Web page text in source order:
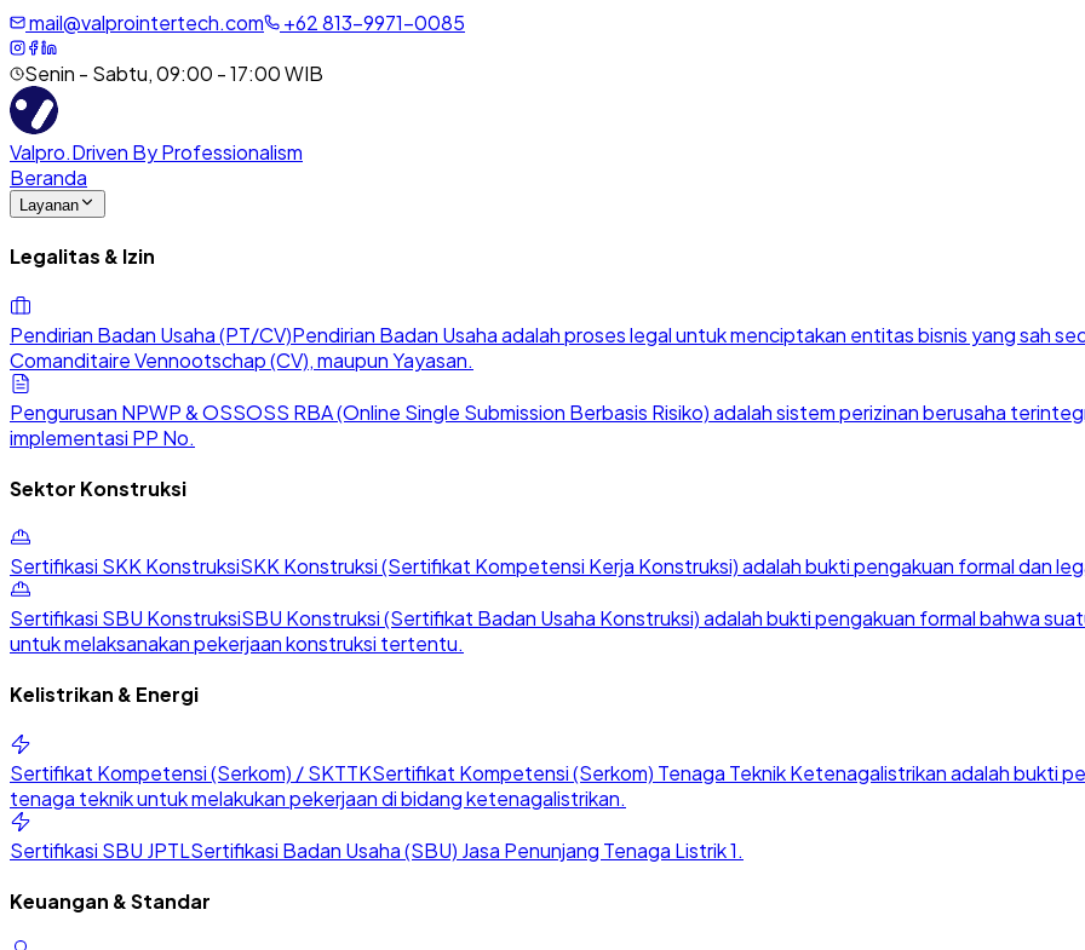
mail@valprointertech.com +62813-9971-0085
Senin - Sabtu, 09:00 - 17:00 WIB
Valpro.Driven By Professionalism
Beranda
Layanan
Legalitas & Izin
Pendirian Badan Usaha (PT/CV)Pendirian Badan Usaha adalah proses legal untuk menciptakan entitas bisnis yang sah
Comanditaire Vennootschap (CV), maupun Yayasan.
Pengurusan NPWP & OSSOSS RBA (Online Single Submission Berbasis Risiko) adalah sistem perizinan berusaha
implementasi PP No.
Sektor Konstruksi
Sertifikasi SKK KonstruksiSKK Konstruksi (Sertifikat Kompetensi Kerja Konstruksi) adalah bukti pengakuan formal dan
Sertifikasi SBU KonstruksiSBU Konstruksi (Sertifikat Badan Usaha Konstruksi) adalah bukti pengakuan formal bahwa
untuk melaksanakan pekerjaan konstruksi tertentu.
Kelistrikan & Energi
Sertifikat Kompetensi (Serkom) / SKTTKSertifikat Kompetensi (Serkom) Tenaga Teknik Ketenagalistrikan adalah bukti
tenaga teknik untuk melakukan pekerjaan di bidang ketenagalistrikan.
Sertifikasi SBU JPTLSertifikasi Badan Usaha (SBU) Jasa Penunjang Tenaga Listrik 1.
Keuangan & Standar